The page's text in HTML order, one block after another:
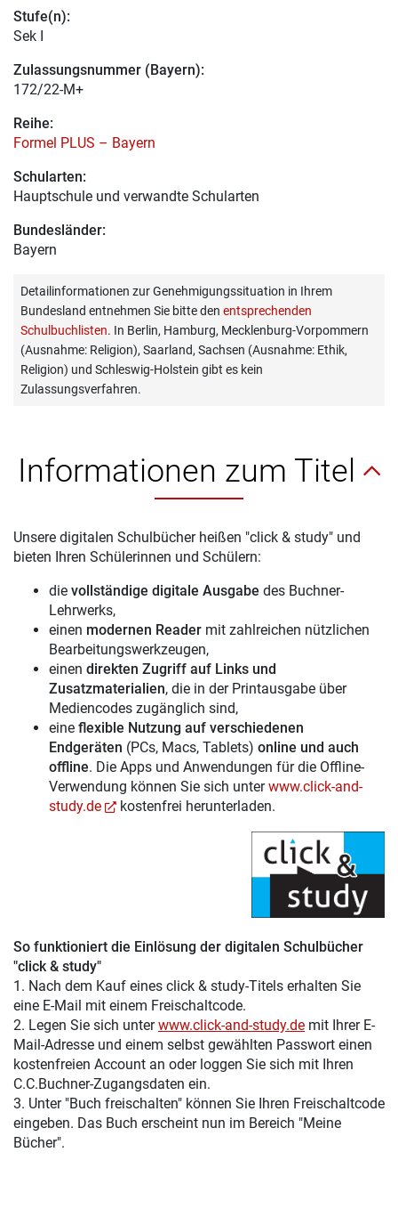
Stufe(n):
Sek I
Zulassungsnummer (Bayern):
172/22-M+
Reihe:
Formel PLUS – Bayern
Schularten:
Hauptschule und verwandte Schularten
Bundesländer:
Bayern
Detailinformationen zur Genehmigungssituation in Ihrem
Bundesland entnehmen Sie bitte den entsprechenden
Schulbuchlisten. In Berlin, Hamburg, Mecklenburg-Vorpommern
(Ausnahme: Religion), Saarland, Sachsen (Ausnahme: Ethik,
Religion) und Schleswig-Holstein gibt es kein
Zulassungsverfahren.
Informationen zum Titel
Unsere digitalen Schulbücher heißen "click & study" und
bieten Ihren Schülerinnen und Schülern:
die vollständige digitale Ausgabe des Buchner-
Lehrwerks,
einen modernen Reader mit zahlreichen nützlichen
Bearbeitungswerkzeugen,
einen direkten Zugriff auf Links und
Zusatzmaterialien, die in der Printausgabe über
Mediencodes zugänglich sind,
eine flexible Nutzung auf verschiedenen
Endgeräten (PCs, Macs, Tablets) online und auch
offline. Die Apps und Anwendungen für die Offline-
Verwendung können Sie sich unterwww.click-and-
study.de
kostenfrei herunterladen.
So funktioniert die Einlösung der digitalen Schulbücher
"click & study"
1. Nach dem Kauf eines click & study-Titels erhalten Sie
eine E-Mail mit einem Freischaltcode.
2. Legen Sie sich unterwww.click-and-study.de mit Ihrer E-
Mail-Adresse und einem selbst gewählten Passwort einen
kostenfreien Account an oder loggen Sie sich mit Ihren
C.C.Buchner-Zugangsdaten ein.
3. Unter "Buch freischalten" können Sie Ihren Freischaltcode
eingeben. Das Buch erscheint nun im Bereich "Meine
Bücher".